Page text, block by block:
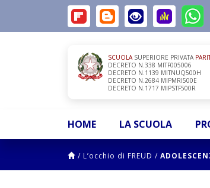
SCUOLASUPERIORE PRIVATA
DECRETO N.338 MITF005006
DECRETO N.1139 MITNUQ500H
DECRETO N.2684 MIPMRI500E
DECRETO N.1717 MIPSTF500R
HOME LA SCUOLA
/ L’occhio di FREUD /